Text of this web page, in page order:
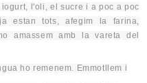
l'oli, el sucre i a poc a poc
ja estan tots,afegim
la farina,
amassem amb la vareta del
ho remenem. Emmotllem i